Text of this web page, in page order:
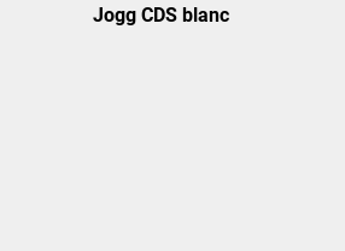
Jogg CDS blanc